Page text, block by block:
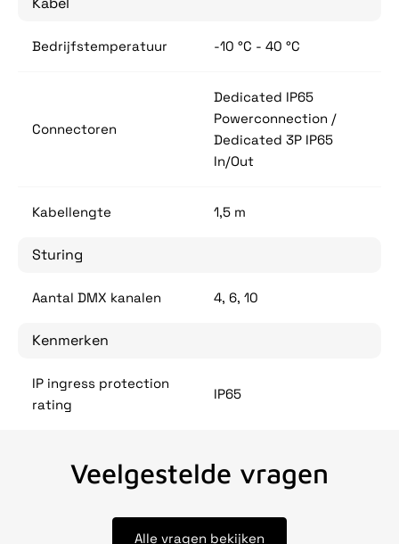
Bedrijfstemperatuur -10 °C - 40 °C
Connectoren
Dedicated IP65
Powerconnection /
Dedicated 3P IP65
In/Out
Kabellengte 1,5 m
Sturing
Aantal DMX kanalen 4, 6, 10
Kenmerken
IP ingress protection
rating
IP65
Veelgestelde vragen
Alle vragen bekijken